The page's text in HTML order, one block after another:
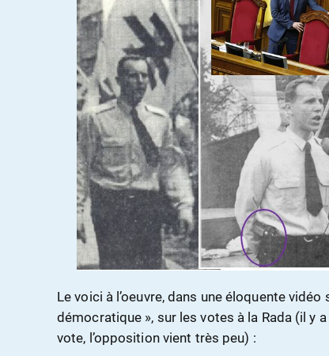
Le voici à l’oeuvre, dans une éloquente
démocratique », sur les votes à la Rada (il y
vote, l’opposition vient très peu) :